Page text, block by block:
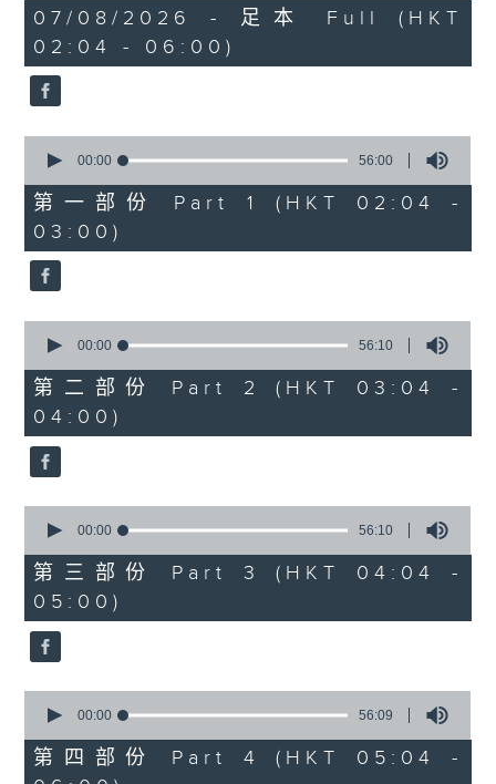
3
hours,
43
minutes,
59
seconds
07/08/2026 - 足本 Full (HKT
02:04 - 06:00)
seconds
56
minutes,
0
seconds
00:00 56:00
第一部份 Part 1 (HKT 02:04 -
03:00)
seconds
56
minutes,
10
seconds
00:00 56:10
第二部份 Part 2 (HKT 03:04 -
04:00)
seconds
56
minutes,
10
seconds
00:00 56:10
第三部份 Part 3 (HKT 04:04 -
05:00)
seconds
56
minutes,
00:00 56:09
第四部份 Part 4 (HKT 05:04 -